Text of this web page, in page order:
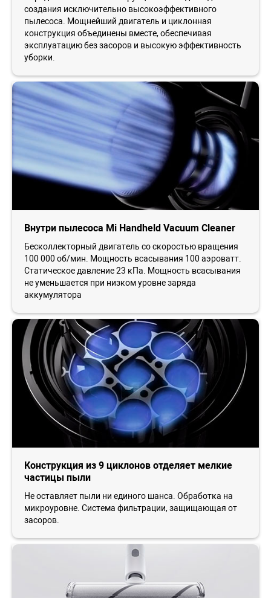
создания исключительно высокоэффективного
пылесоса. Мощнейший двигатель и циклонная
конструкция объединены вместе, обеспечивая
эксплуатацию без засоров и высокую эффективность
уборки.
Внутри пылесоса Mi Handheld Vacuum Cleaner
Бесколлекторный двигатель со скоростью вращения
100 000 об/мин. Мощность всасывания 100 аэроватт.
Статическое давление 23 кПа. Мощность всасывания
не уменьшается при низком уровне заряда
аккумулятора
Конструкция из 9 циклонов отделяет мелкие
частицы пыли
Не оставляет пыли ни единого шанса. Обработка на
микроуровне. Система фильтрации, защищающая от
засоров.